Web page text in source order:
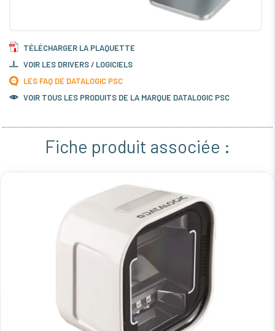
TÉLÉCHARGER LA PLAQUETTE
VOIR LES DRIVERS / LOGICIELS
LES FAQ DE DATALOGIC PSC
VOIR TOUS LES PRODUITS DE LA MARQUE DATALOGIC PSC
Fiche produit associée :